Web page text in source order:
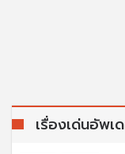
เรื่องเด่นอัพเ